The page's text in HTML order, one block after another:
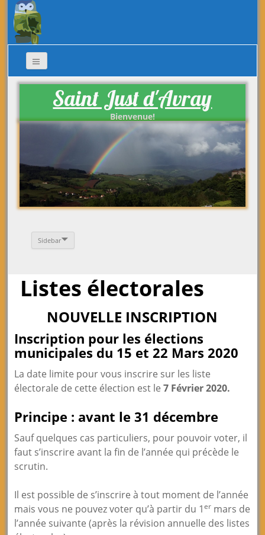
Saint Just d'Avray
Bienvenue!
Sidebar
Listes électorales
NOUVELLE INSCRIPTION
Inscription pour les élections
municipales du 15 et 22 Mars 2020
La date limite pour vous inscrire sur les liste
électorale de cette élection est le7 Février 2020.
Principe : avant le 31 décembre
Sauf quelques cas particuliers, pour pouvoir voter, il
faut s’inscrire avant la fin de l’année qui précède le
scrutin.
Il est possible de s’inscrire à tout moment de l’année
mais vous ne pouvez voter qu’à partir du 1er mars de
l’année suivante (après la révision annuelle des listes